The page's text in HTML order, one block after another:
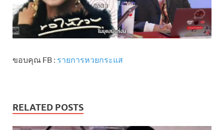
ขอบคุณ FB : รายการหวยกระแส
RELATED POSTS